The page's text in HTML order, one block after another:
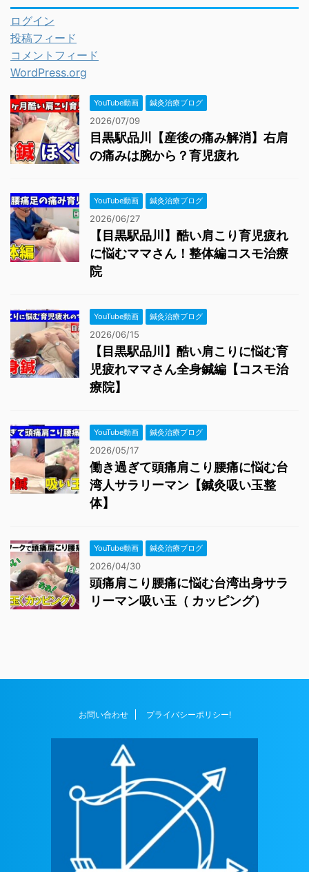
ログイン
投稿フィード
コメントフィード
WordPress.org
YouTube動画 鍼灸治療ブログ
2026/07/09
目黒駅品川【産後の痛み解消】右肩
の痛みは腕から？育児疲れ
YouTube動画 鍼灸治療ブログ
2026/06/27
【目黒駅品川】酷い肩こり育児疲れ
に悩むママさん！整体編コスモ治療
院
YouTube動画 鍼灸治療ブログ
2026/06/15
【目黒駅品川】酷い肩こりに悩む育
児疲れママさん全身鍼編【コスモ治
療院】
YouTube動画 鍼灸治療ブログ
2026/05/17
働き過ぎて頭痛肩こり腰痛に悩む台
湾人サラリーマン【鍼灸吸い玉整
体】
YouTube動画 鍼灸治療ブログ
2026/04/30
頭痛肩こり腰痛に悩む台湾出身サラ
リーマン吸い玉（ カッピング）
お問い合わせ プライバシーポリシー!